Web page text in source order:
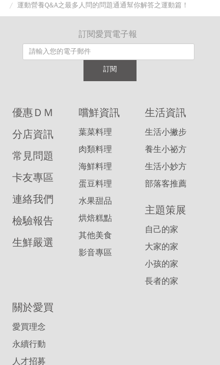
運動營養Q&A之最多人問的問題通通幫你解答之運動篇！
訂閱愛買電子報
訂閱
優惠ＤＭ
分店資訊
常見問題
卡友專區
連絡我們
檢驗報告
生鮮嚴選
嚐鮮資訊
葉菜料理
肉類料理
海鮮料理
蛋豆料理
水果甜品
烘焙糕點
其他美食
影音專區
生活資訊
生活小撇步
養生小祕方
生活小妙方
部落客推薦
主題策展
自己的家
大家的家
小孩的家
長者的家
關於愛買
愛買理念
永續行動
人才招募